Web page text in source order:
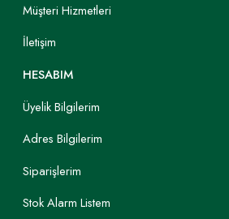
Müşteri Hizmetleri
İletişim
HESABIM
Üyelik Bilgilerim
Adres Bilgilerim
Siparişlerim
Stok Alarm Listem